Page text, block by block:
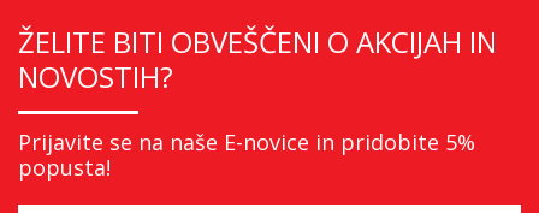
ŽELITE BITI OBVEŠČENI O AKCIJAH IN
NOVOSTIH?
Prijavite se na naše E-novice in pridobite 5%
popusta!